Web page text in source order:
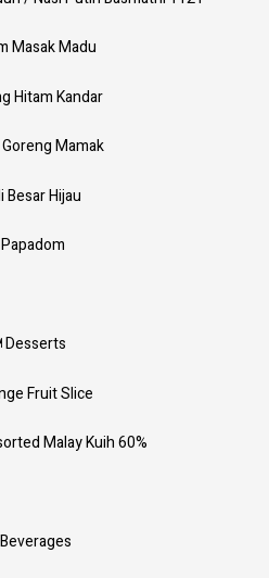
Masak Madu
Hitam Kandar
Mamak
Besar Hijau
Fruit Slice
Malay Kuih 60%